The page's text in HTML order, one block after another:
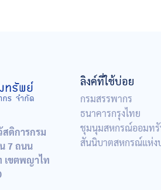
ดิการกรม
7 ถนน
เขตพญาไท
ลิงค์ที่ใช้บ่อย
กรมสรรพากร
ธนาคารกรุงไทย
ชุมนุมสหกรณ์ออมทรั
สันนิบาตสหกรณ์แห่ง